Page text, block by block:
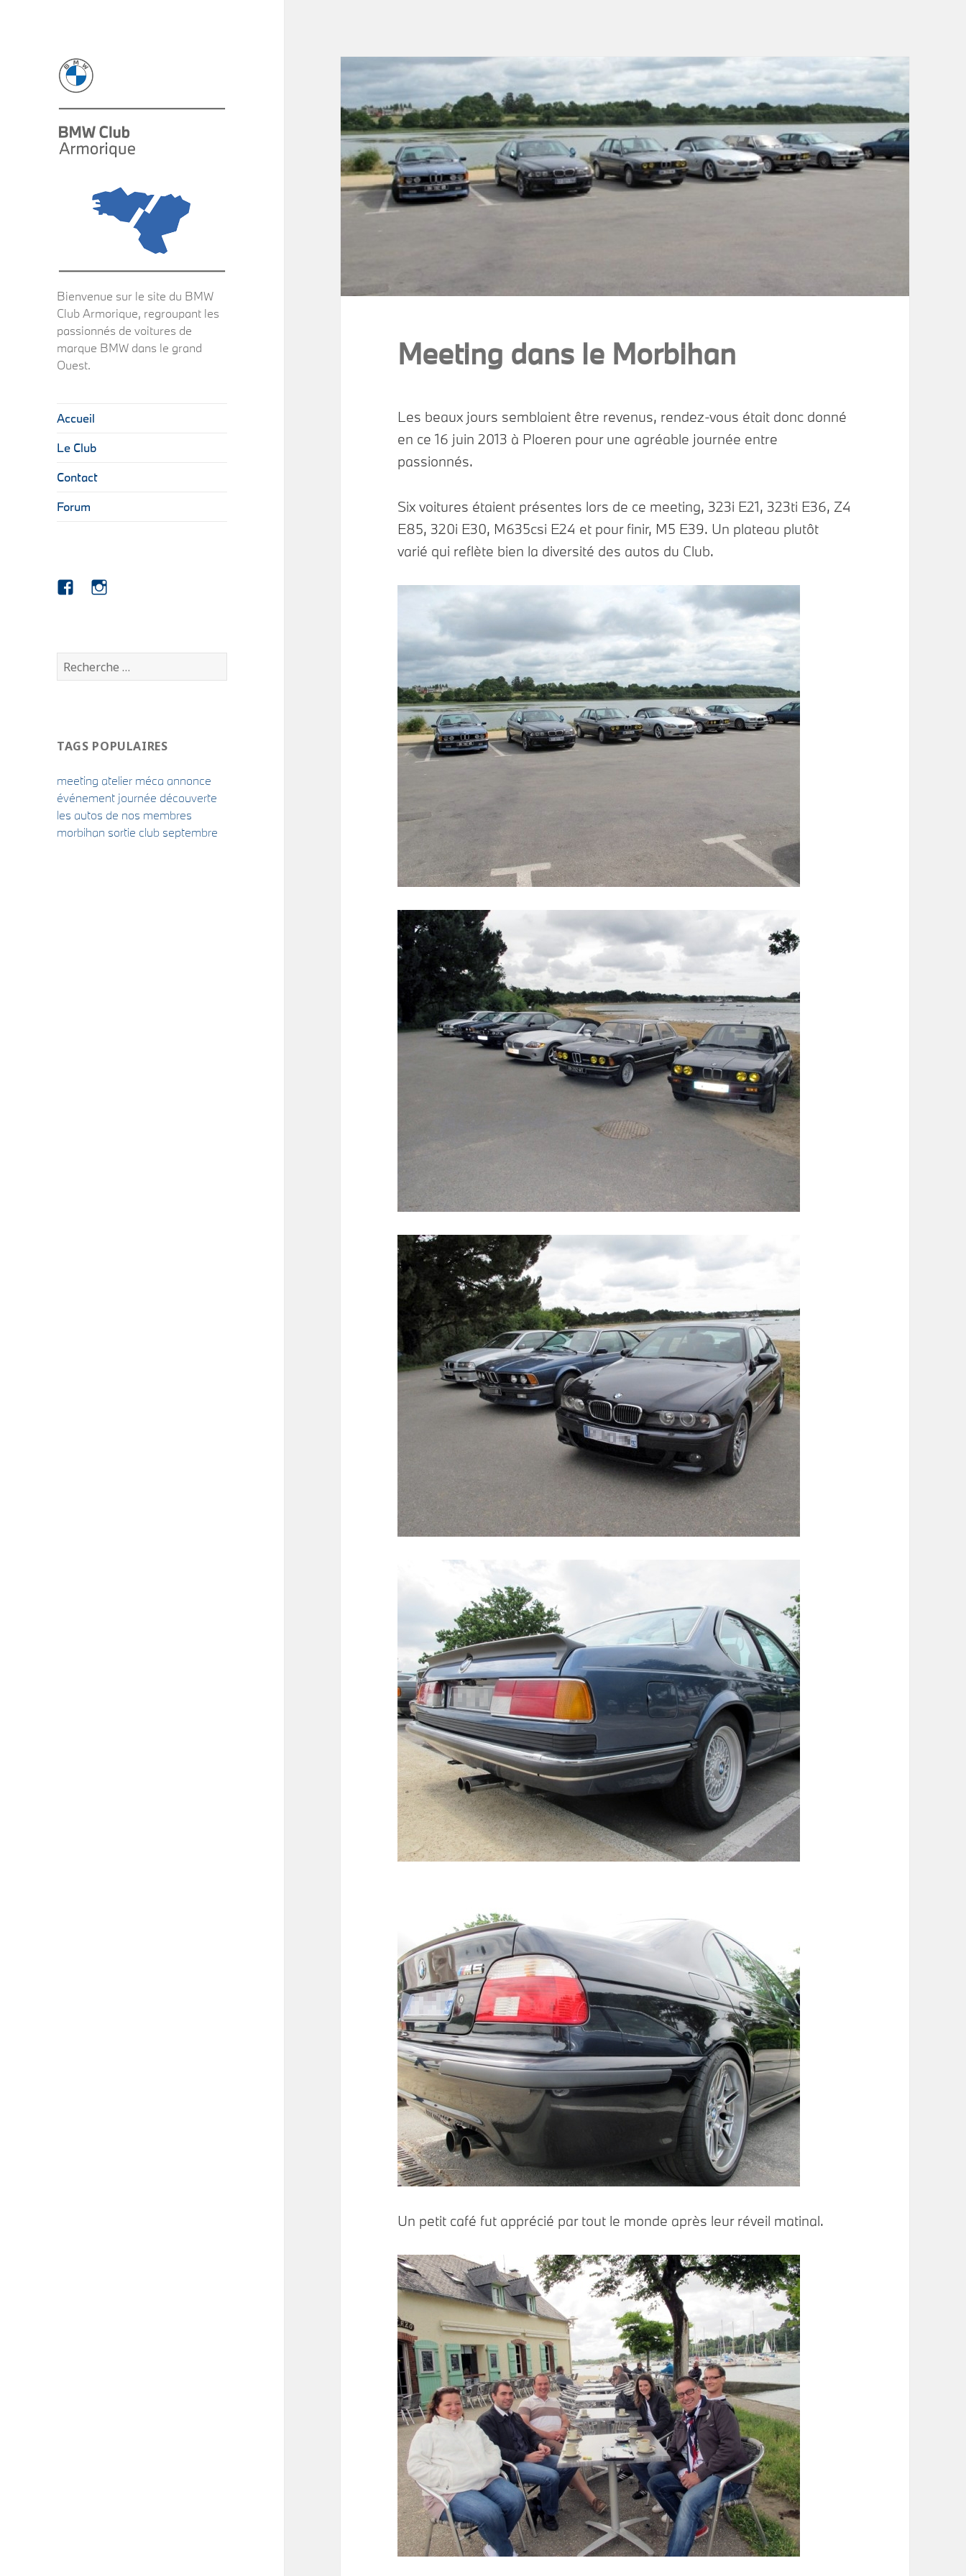
Bienvenue sur le site du BMW
Club Armorique, regroupant les
passionnés de voitures de
marque BMW dans le grand
Ouest.
Accueil
Le Club
Contact
Forum
FacebookInstagram
TAGS POPULAIRES
meeting atelier méca annonce
événement journée découverte
les autos de nos membres
morbihan sortie club septembre
Meeting dans le Morbihan
Les beaux jours semblaient être revenus, rendez-vous était donc donné
en ce 16 juin 2013 à Ploeren pour une agréable journée entre
passionnés.
Six voitures étaient présentes lors de ce meeting, 323i E21, 323ti E36, Z4
E85, 320i E30, M635csi E24 et pour finir, M5 E39. Un plateau plutôt
varié qui reflète bien la diversité des autos du Club.
Un petit café fut apprécié par tout le monde après leur réveil matinal.